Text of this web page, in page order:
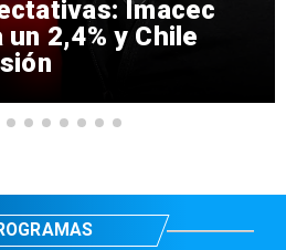
Imacec
2,4% y Chile